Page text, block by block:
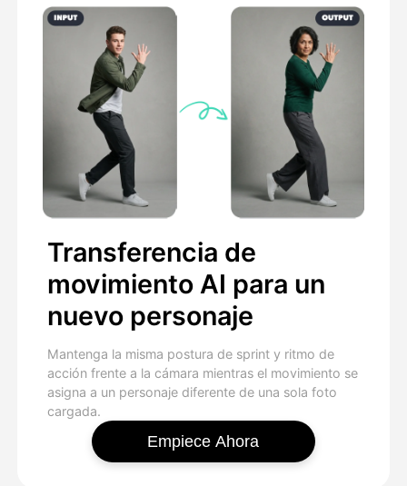
Transferencia de
movimiento AI para un
nuevo personaje
Mantenga la misma postura de sprint y ritmo de
acción frente a la cámara mientras el movimiento se
asigna a un personaje diferente de una sola foto
cargada.
Empiece Ahora